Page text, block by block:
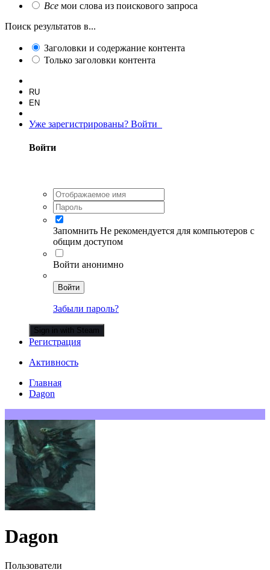
Все мои слова из поискового запроса
Поиск результатов в...
Заголовки и содержание контента
Только заголовки контента
RU
EN
Уже зарегистрированы? Войти
Войти
Запомнить Не рекомендуется для компьютеров с
общим доступом
Войти анонимно
Войти
Забыли пароль?
Sign in with Steam
Регистрация
Активность
Главная
Dagon
Dagon
Пользователи